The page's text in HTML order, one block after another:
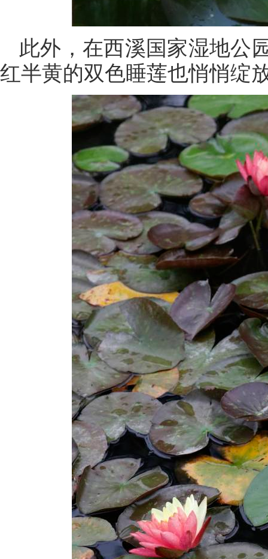
此外，在西溪国家湿地公
红半黄的双色睡莲也悄悄绽